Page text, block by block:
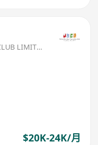
UNITED SERVICES RECREATION CLUB LIMITED
$20K-24K/月